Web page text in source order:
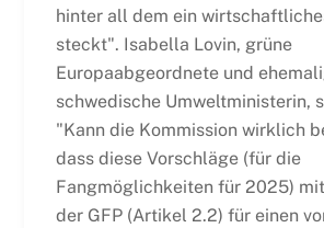
hinter all dem ein
steckt". Isabella Lovin, grüne
Europaabgeordnete und
schwedische Umweltministerin,
"Kann die Kommission wirklich
dass diese Vorschläge (für die
Fangmöglichkeiten für 2025)
der GFP (Artikel 2.2) für einen